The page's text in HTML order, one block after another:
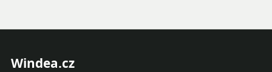
Windea.cz